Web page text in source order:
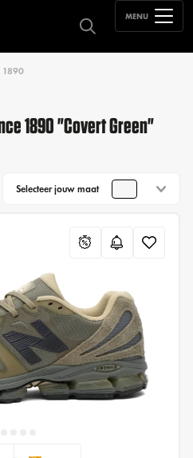
MENU
1890
1890 "Covert Green"
Selecteer jouw maat